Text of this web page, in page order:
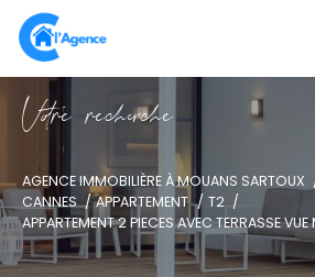
Vore recece
AGENCE IMMOBILIÈRE À MOUANS SARTOUX
CANNES
APPARTEMENT
T2
APPARTEMENT 2 PIECES AVEC TERRASSE VUE